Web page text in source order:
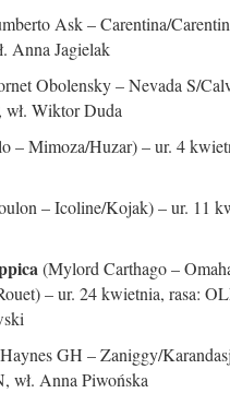
Ask – Carentina/
Anna Jagielak
Obolensky – Nevada S/
wł. Wiktor Duda
– Mimoza/Huzar) – ur. 4
– Icoline/Kojak) – ur. 11
(Mylord Carthago –
– ur. 24 kwietnia, rasa:
GH – Zaniggy/
wł. Anna Piwońska